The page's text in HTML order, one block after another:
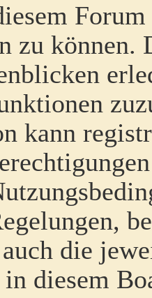
zu
kann
die
diesem